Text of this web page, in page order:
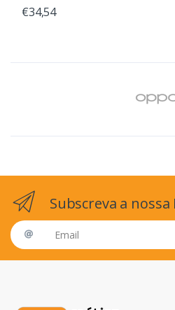
€34,54
Subscreva a
Email address